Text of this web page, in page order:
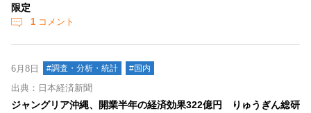
限定
1 コメント
6月8日 #調査・分析・統計 #国内
出典：日本経済新聞
ジャングリア沖縄、開業半年の経済効果322億円 りゅうぎん総研